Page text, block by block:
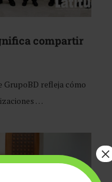
compartir
refleja cómo
…
×